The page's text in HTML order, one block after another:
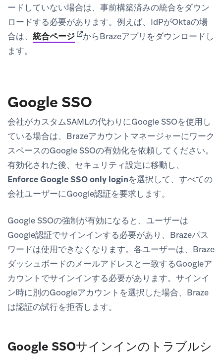
ードしていない場合は、事前構築済みの統合をダウン
ロードする必要があります。例えば、IdPがOktaの場
合は、 統合ページ(opens in new tab)
からBrazeアプリをダウンロードし
ます。
Google SSO
会社がカスタムSAMLの代わりにGoogle SSOを使用し
ている場合は、Brazeアカウントマネージャーにワーク
スペースのGoogle SSOの有効化を依頼してください。
有効化された後、 セキュリティ設定に移動し、
Enforce Google SSO only loginを選択して、すべての
会社ユーザーにGoogle認証を要求します。
Google SSOの強制が有効になると、ユーザーは
Google認証でサインインする必要があり、Brazeパス
ワードは使用できなくなります。各ユーザーは、Braze
ダッシュボードのメールアドレスと一致するGoogleア
カウントでサインインする必要があります。サインイ
ン時に別のGoogleアカウントを選択した場合、Braze
は認証の試行を拒否します。
Google SSOサインインのトラブルシ